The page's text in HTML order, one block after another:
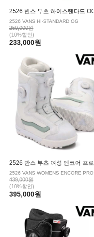
2526 VANS HI-STANDARD OG
259,000원
(10%할인)
233,000원
2526 VANS WOMENS ENCORE PRO
439,000원
(10%할인)
395,000원